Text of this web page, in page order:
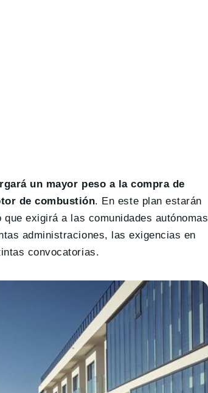
un mayor peso a la compra de
de combustión. En este plan estarán
exigirá a las comunidades autónomas
administraciones, las exigencias en
convocatorias.